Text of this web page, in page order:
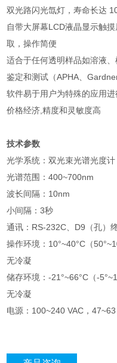
双光路闪光氙灯，寿命长达
自带大屏幕LCD液晶显示触
取，操作简便
适合于任何透明样品如溶液
鉴定和测试（APHA、
软件易于用户为特殊的应用进
价格经济,精度和灵敏度高
技术参数
光学系统：双光束光谱光度计
光谱范围：400~700nm
波长间隔：10nm
小间隔：3秒
通讯：RS-232C、D9（孔）
操作环境：10°~40°C（
无冷凝
储存环境：-21°~66°C（-
无冷凝
电源：100~240 VAC，